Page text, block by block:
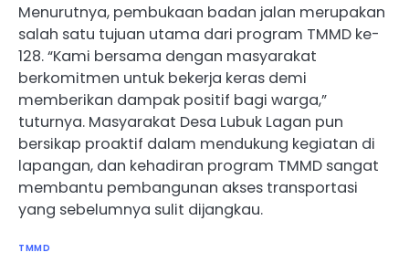
Menurutnya, pembukaan badan jalan merupakan
salah satu tujuan utama dari program TMMD ke-
128. “Kami bersama dengan masyarakat
berkomitmen untuk bekerja keras demi
memberikan dampak positif bagi warga,”
tuturnya. Masyarakat Desa Lubuk Lagan pun
bersikap proaktif dalam mendukung kegiatan di
lapangan, dan kehadiran program TMMD sangat
membantu pembangunan akses transportasi
yang sebelumnya sulit dijangkau.
TMMD